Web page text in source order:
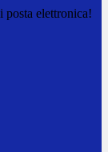
posta elettronica!